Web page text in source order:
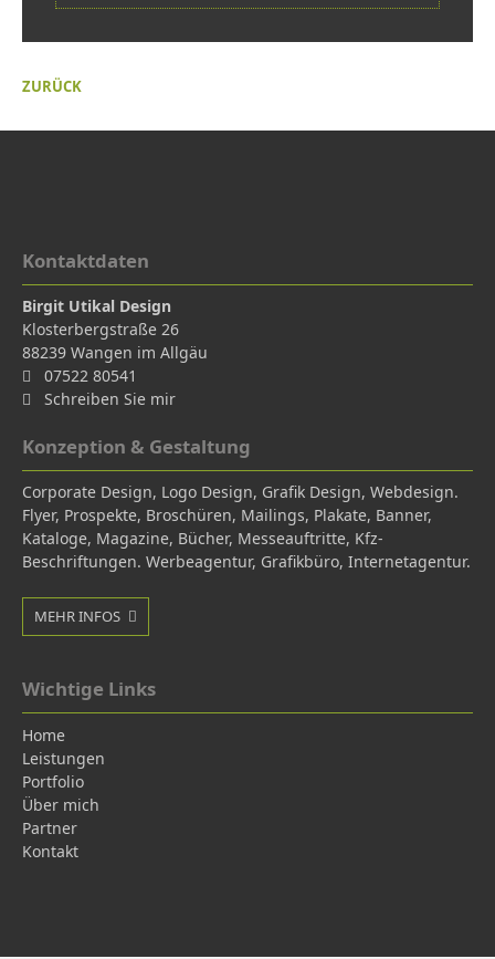
ZURÜCK
Kontaktdaten
Birgit Utikal Design
Klosterbergstraße 26
88239 Wangen im Allgäu
07522 80541
Schreiben Sie mir
Konzeption & Gestaltung
Corporate Design, Logo Design, Grafik Design, Webdesign.
Flyer, Prospekte, Broschüren, Mailings, Plakate, Banner,
Kataloge, Magazine, Bücher, Messeauftritte, Kfz-
Beschriftungen. Werbeagentur, Grafikbüro, Internetagentur.
MEHR INFOS
Wichtige Links
Home
Leistungen
Portfolio
Über mich
Partner
Kontakt